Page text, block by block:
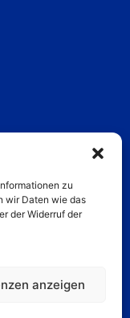
zu
wir Daten wie das
der Widerruf der
anzeigen